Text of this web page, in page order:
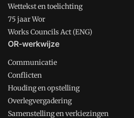
Wettekst en toelichting
75 jaar Wor
Works Councils Act (ENG)
OR-werkwijze
Communicatie
Conflicten
Houding en opstelling
Overlegvergadering
Samenstelling en verkiezingen